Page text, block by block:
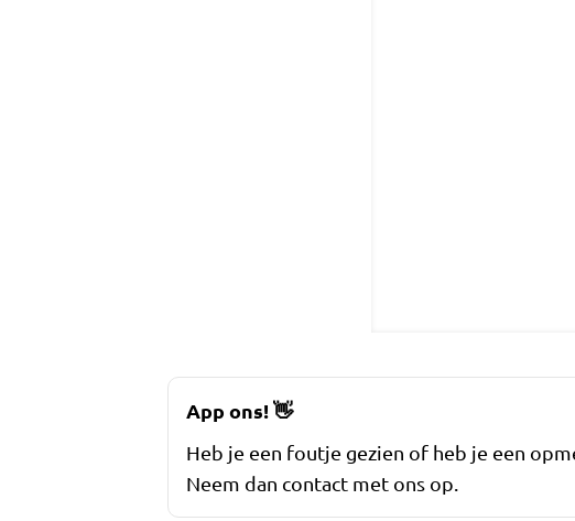
App ons!👋
Heb je een foutje gezien of heb je een
Neem dan contact met ons op.